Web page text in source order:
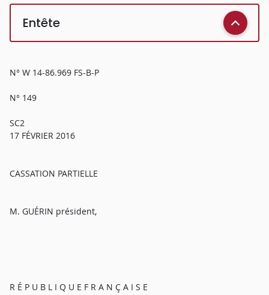
Entête
N° W 14-86.969 FS-B-P
N° 149
SC2
17 FÉVRIER 2016
CASSATION PARTIELLE
M. GUÉRIN président,
R É P U B L I Q U E F R A N Ç A I S E